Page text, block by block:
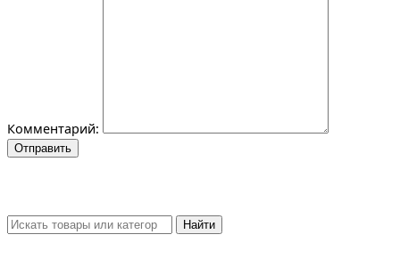
Комментарий:
Отправить
Найти